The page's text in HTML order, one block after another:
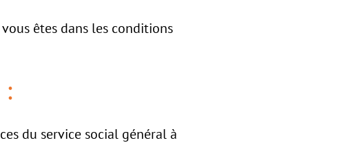
êtes dans les conditions
du service social général à